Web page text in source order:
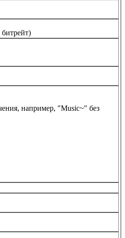
например, "Music~" без